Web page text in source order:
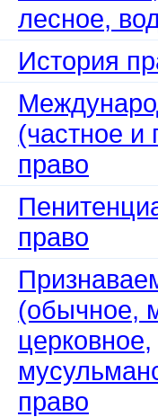
лесное,
История
(частное и
право
право
(обычное,
церковное,
право